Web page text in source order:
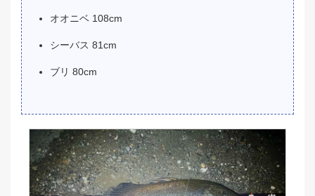
オオニベ 108cm
シーバス 81cm
ブリ 80cm